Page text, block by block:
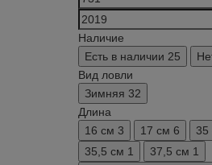
Наличие
Есть в наличии 25
Вид ловли
Зимняя 32
Длина
16 см 3 17 см 6 35
35,5 см 1 37,5 см 1